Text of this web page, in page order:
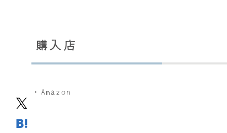
購入店
・Amazon